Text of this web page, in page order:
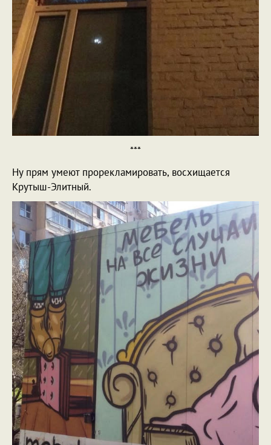
***
Ну прям умеют прорекламировать, восхищается
Крутыш-Элитный.